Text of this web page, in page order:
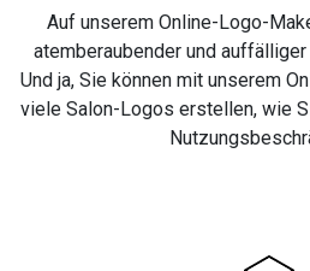
Auf unserem Online-Logo-
atemberaubender und
Und ja, Sie können mit unserem
viele Salon-Logos erstellen, wie